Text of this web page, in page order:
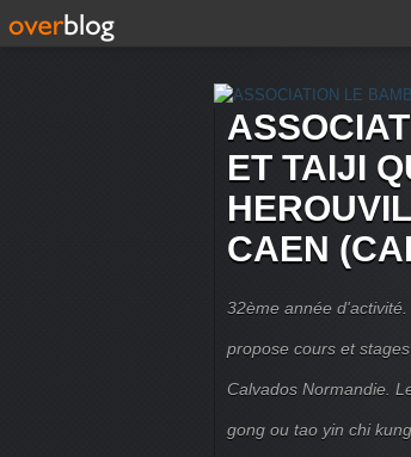
ET TAIJI
CAEN
32ème année
propose cours et
Calvados Normandie.
gong ou tao yin chi